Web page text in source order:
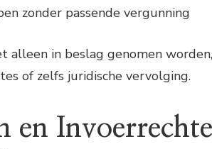
zonder passende vergunning
alleen in beslag genomen
of zelfs juridische vervolging.
en